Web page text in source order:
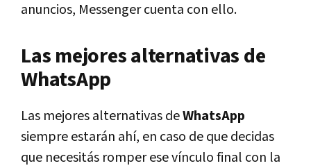
anuncios, Messenger cuenta con ello.
Las mejores alternativas de
WhatsApp
Las mejores alternativas deWhatsApp
siempre estarán ahí, en caso de que decidas
que necesitás romper ese vínculo final con la